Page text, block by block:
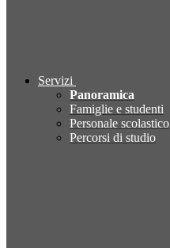
Servizi
Panoramica
Famiglie e studenti
Personale scolastico
Percorsi di studio